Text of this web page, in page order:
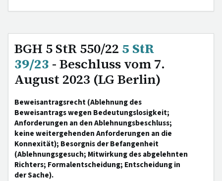
BGH 5 StR 550/22 5 StR
39/23 - Beschluss vom 7.
August 2023 (LG Berlin)
Beweisantragsrecht (Ablehnung des
Beweisantrags wegen Bedeutungslosigkeit;
Anforderungen an den Ablehnungsbeschluss;
keine weitergehenden Anforderungen an die
Konnexität); Besorgnis der Befangenheit
(Ablehnungsgesuch; Mitwirkung des abgelehnten
Richters; Formalentscheidung; Entscheidung in
der Sache).